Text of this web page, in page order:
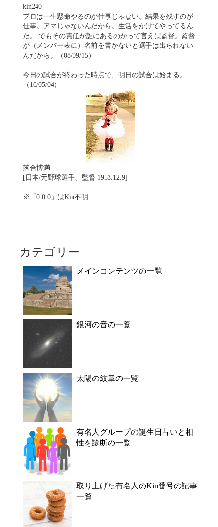
kin240
プロは一生懸命やるのが仕事じゃない。結果を残すのが
仕事。アマじゃないんだから。生活をかけてやってるん
だ。 でもその責任が誰にあるのかって言えば監督。監督
が（メンバー表に）名前を書かないと選手は出られない
んだから。（08/09/15）
今日の試合が終わった時点で、明日の試合は始まる。
（10/05/04）
落合博満
[日本/元野球選手、監督 1953.12.9]
※「0.0.0」はKin不明
カテゴリー
メインコンテンツの一覧
銀河の音の一覧
太陽の紋章の一覧
有名人グループの誕生日占いと相
性を診断の一覧
取り上げた有名人のKin番号の記事
一覧